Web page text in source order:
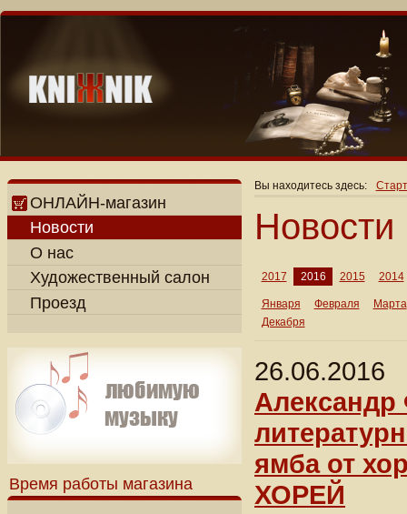
ОНЛАЙН-магазин
Новости
О нас
Художественный салон
Проезд
Время работы магазина
Вы находитесь здесь:
Новости
2017 2016 2015 2014
Января Февраля
Марта
Декабря
26.06.2016
ямба от
ХОРЕЙ